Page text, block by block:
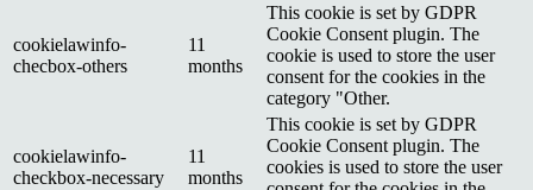
cookielawinfo-
checbox-others
11
months
This cookie is set by GDPR
Cookie Consent plugin. The
cookie is used to store the user
consent for the cookies in the
category "Other.
cookielawinfo-
checkbox-necessary
11
months
This cookie is set by GDPR
Cookie Consent plugin. The
cookies is used to store the user